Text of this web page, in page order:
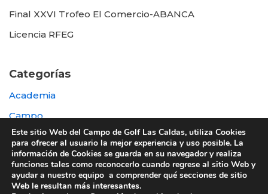
Final XXVI Trofeo El Comercio-ABANCA
Licencia RFEG
Categorías
Academia
Campo
Destacada
Otras
Este sitio Web del Campo de Golf Las Caldas, utiliza Cookies
para ofrecer al usuario la mejor experiencia y uso posible. La
información de Cookies se guarda en su navegador y realiza
funciones tales como reconocerlo cuando regrese al sitio Web y
ayudar a nuestro equipo a comprender qué secciones de sitio
Web le resultan más interesantes.